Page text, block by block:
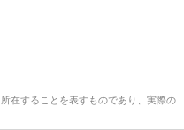
在することを表すものであり、実際の